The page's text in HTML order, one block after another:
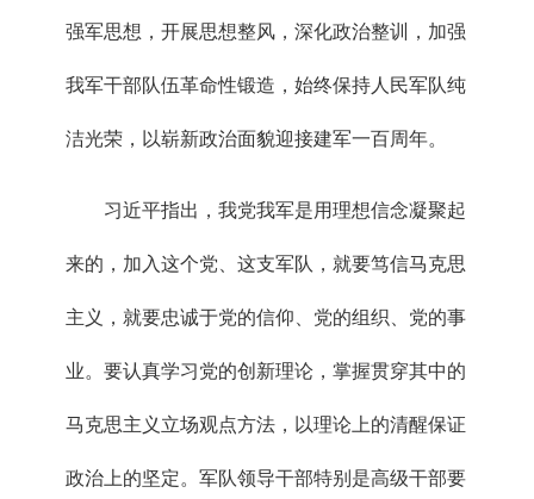
强军思想，开展思想整风，深化政治整训，加强
我军干部队伍革命性锻造，始终保持人民军队纯
洁光荣，以崭新政治面貌迎接建军一百周年。
习近平指出，我党我军是用理想信念凝聚起
来的，加入这个党、这支军队，就要笃信马克思
主义，就要忠诚于党的信仰、党的组织、党的事
业。要认真学习党的创新理论，掌握贯穿其中的
马克思主义立场观点方法，以理论上的清醒保证
政治上的坚定。军队领导干部特别是高级干部要